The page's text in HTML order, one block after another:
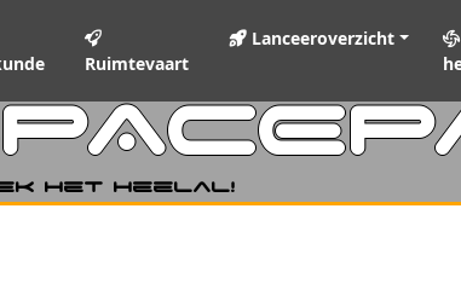
Ruimtevaart
Lanceeroverzicht
het heelal!